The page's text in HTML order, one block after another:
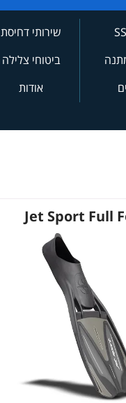
שירותי דחיסת
מיכלים
ביטוחי צלילה
אודות
Jet Sport Full